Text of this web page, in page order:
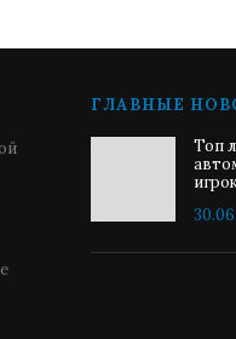
ГЛАВНЫЕ
Топ